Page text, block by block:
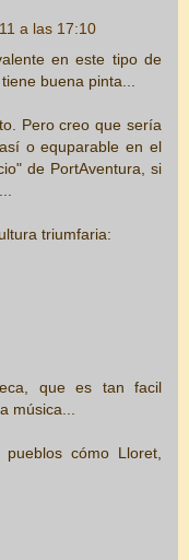
a las 17:10
en este tipo de
buena pinta...
Pero creo que sería
o equparable en el
de PortAventura, si
triumfaria:
que es tan facil
música...
cómo Lloret,